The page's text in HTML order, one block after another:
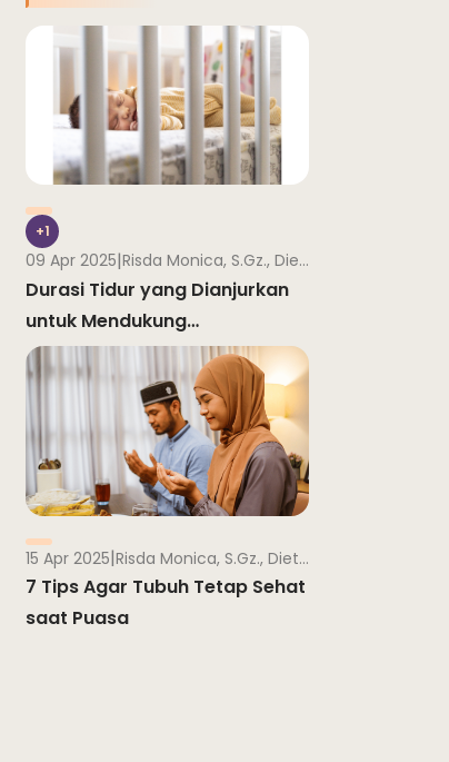
+1
09 Apr 2025| Risda Monica, S.Gz., Dietisien
Durasi Tidur yang Dianjurkan
untuk Mendukung
Pertumbuhan Anak
15 Apr 2025| Risda Monica, S.Gz., Dietisien
7 Tips Agar Tubuh Tetap Sehat
saat Puasa